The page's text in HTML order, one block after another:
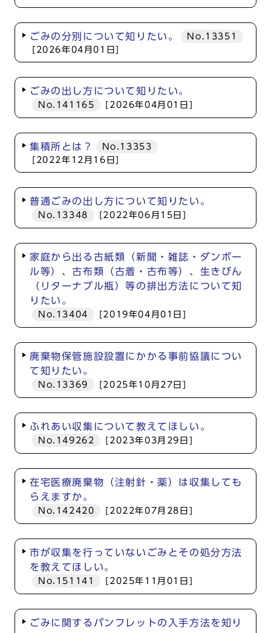
ごみの分別について知りたい。
No.13351
[2026年04月01日]
ごみの出し方について知りたい。
No.141165 [2026年04月01日]
集積所とは？
No.13353
[2022年12月16日]
普通ごみの出し方について知りたい。
No.13348 [2022年06月15日]
家庭から出る古紙類（新聞・雑誌・ダンボー
ル等）、古布類（古着・古布等）、生きびん
（リターナブル瓶）等の排出方法について知
りたい。
No.13404 [2019年04月01日]
廃棄物保管施設設置にかかる事前協議につい
て知りたい。
No.13369 [2025年10月27日]
ふれあい収集について教えてほしい。
No.149262 [2023年03月29日]
在宅医療廃棄物（注射針・薬）は収集しても
らえますか。
No.142420 [2022年07月28日]
市が収集を行っていないごみとその処分方法
を教えてほしい。
No.151141 [2025年11月01日]
ごみに関するパンフレットの入手方法を知り